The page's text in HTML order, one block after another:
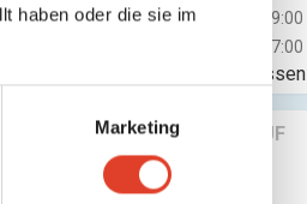
haben oder die sie im
Marketing
Fr
07:00 - 19:00
07:00 - 17:00
Jetzt geschlossen
FINDE UNS AUF